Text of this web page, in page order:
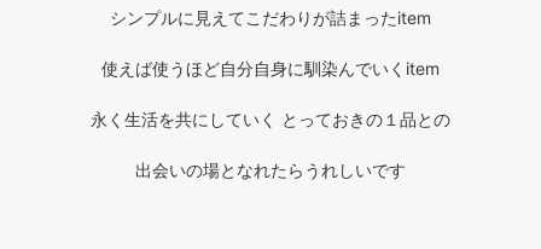
シンプルに見えてこだわりが詰まったitem
使えば使うほど自分自身に馴染んでいくitem
永く生活を共にしていく とっておきの１品との
出会いの場となれたらうれしいです